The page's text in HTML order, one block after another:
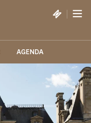
|
AGENDA